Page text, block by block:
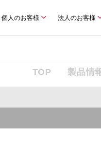
個人のお客様 法人のお客様
TOP 製品情